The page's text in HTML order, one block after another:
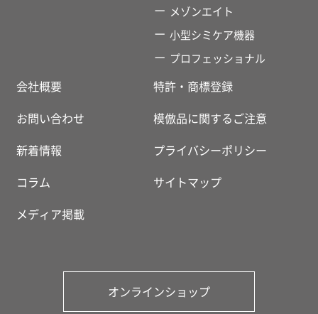
メゾンエイト
小型シミケア機器
プロフェッショナル
会社概要
お問い合わせ
新着情報
コラム
メディア掲載
特許・商標登録
模倣品に関するご注意
プライバシーポリシー
サイトマップ
オンラインショップ